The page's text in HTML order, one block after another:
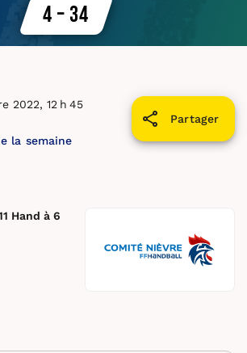
4 – 34
Partager
2022, 12 h 45
la semaine
Hand à 6